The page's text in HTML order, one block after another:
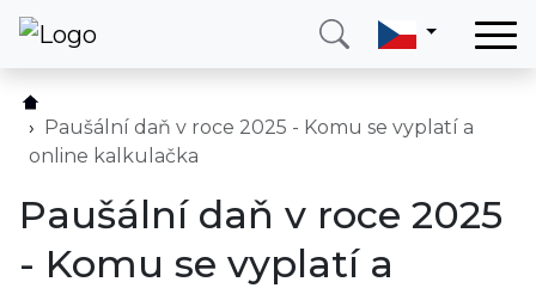
Služby
O nás
Blog
Paušální daň v roce 2025 - Komu se vyplatí a
online kalkulačka
Paušální daň v roce 2025
- Komu se vyplatí a